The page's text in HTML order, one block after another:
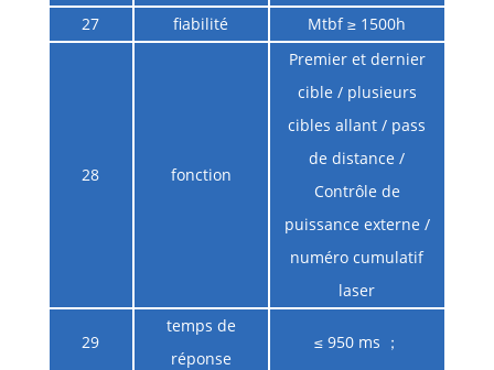
27 fiabilité Mtbf ≥ 1500h
28 fonction
Premier et dernier
cible / plusieurs
cibles allant / pass
de distance /
Contrôle de
puissance externe /
numéro cumulatif
laser
29
temps de
réponse
≤ 950 ms ；